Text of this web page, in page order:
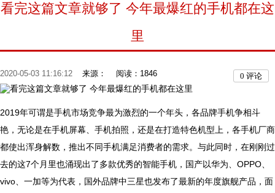
看完这篇文章就够了 今年最爆红的手机都在这
里
2020-05-03 11:16:12 来源： 阅读：1846 0 评论
2019年可谓是手机市场竞争最为激烈的一个年头，各品牌手机争相斗
艳，无论是在手机屏幕、手机拍照，还是在打造特色机型上，各手机厂商
都使出浑身解数，推出不同手机满足消费者的需求。与此同时，在刚刚过
去的这7个月里也涌现出了多款优秀的智能手机，国产以华为、OPPO、
vivo、一加等为代表，国外品牌中三星也发布了最新的年度旗舰产品，面